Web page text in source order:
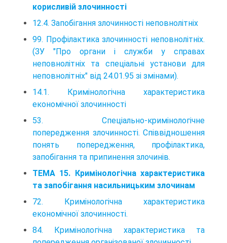
корисливій злочинності
12.4. Запобігання злочинності неповнолітніх
99. Профілактика злочинності неповнолітніх.
(ЗУ "Про органи і служби у справах
неповнолітніх та спеціальні установи для
неповнолітніх" від 24.01.95 зі змінами).
14.1. Кримінологічна характеристика
економічної злочинності
53. Спеціально-кримінологічне
попередження злочинності. Співвідношення
понять попередження, профілактика,
запобігання та припинення злочинів.
ТЕМА 15. Кримінологічна характеристика
та запобігання насильницьким злочинам
72. Кримінологічна характеристика
економічної злочинності.
84. Кримінологічна характеристика та